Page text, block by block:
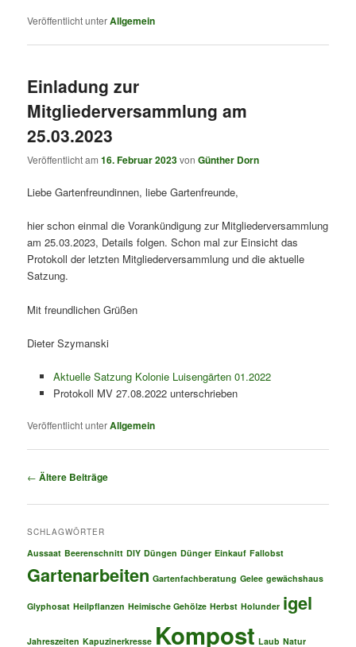
Veröffentlicht unterAllgemein
Einladung zur
Mitgliederversammlung am
25.03.2023
Veröffentlicht am16. Februar 2023vonGünther Dorn
Liebe Gartenfreundinnen, liebe Gartenfreunde,
hier schon einmal die Vorankündigung zur Mitgliederversammlung
am 25.03.2023, Details folgen. Schon mal zur Einsicht das
Protokoll der letzten Mitgliederversammlung und die aktuelle
Satzung.
Mit freundlichen Grüßen
Dieter Szymanski
Aktuelle Satzung Kolonie Luisengärten 01.2022
Protokoll MV 27.08.2022 unterschrieben
Veröffentlicht unterAllgemein
Beitragsnavigation
← Ältere Beiträge
SCHLAGWÖRTER
Aussaat Beerenschnitt DIY Düngen Dünger Einkauf Fallobst
Gartenarbeiten Gartenfachberatung Gelee gewächshaus
Glyphosat Heilpflanzen Heimische Gehölze Herbst Holunder igel
Jahreszeiten Kapuzinerkresse Kompost Laub Natur